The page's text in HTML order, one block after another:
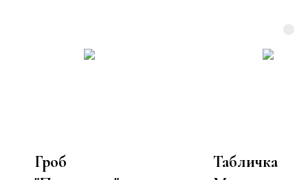
Гроб
Табличка